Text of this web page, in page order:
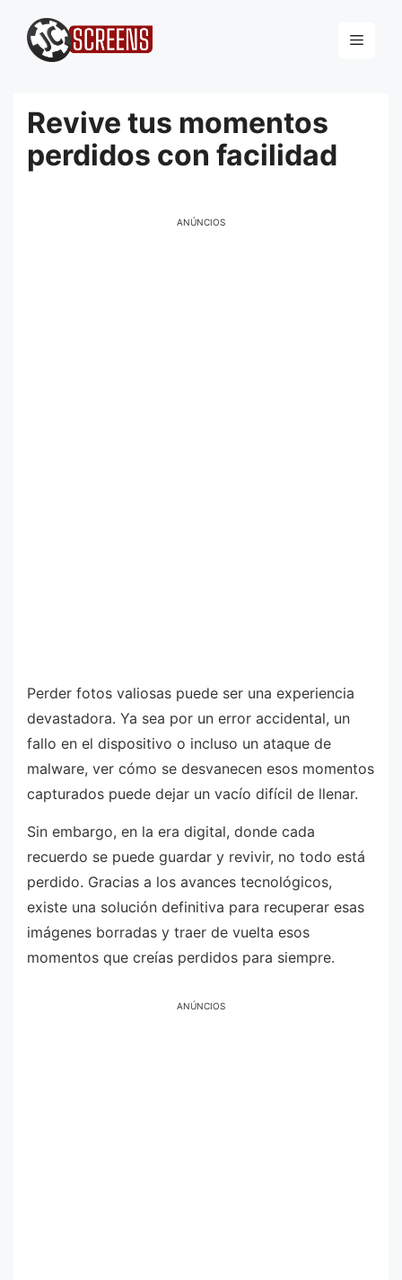
para
Menu
Revive tus momentos
perdidos con facilidad
ANÚNCIOS
Perder fotos valiosas puede ser una experiencia
devastadora. Ya sea por un error accidental, un
fallo en el dispositivo o incluso un ataque de
malware, ver cómo se desvanecen esos momentos
capturados puede dejar un vacío difícil de llenar.
Sin embargo, en la era digital, donde cada
recuerdo se puede guardar y revivir, no todo está
perdido. Gracias a los avances tecnológicos,
existe una solución definitiva para recuperar esas
imágenes borradas y traer de vuelta esos
momentos que creías perdidos para siempre.
ANÚNCIOS